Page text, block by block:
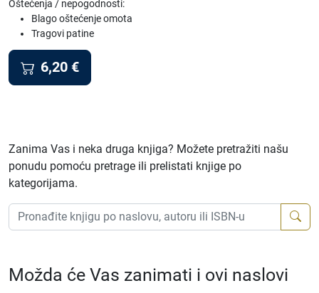
Oštećenja / nepogodnosti:
Blago oštećenje omota
Tragovi patine
6,20 €
Zanima Vas i neka druga knjiga? Možete pretražiti našu
ponudu pomoću pretrage ili prelistati knjige po
kategorijama.
Možda će Vas zanimati i ovi naslovi